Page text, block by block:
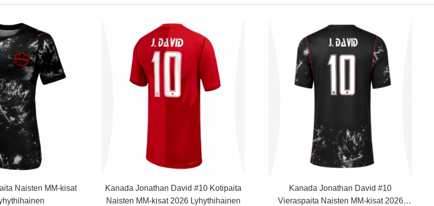
Naisten MM-kisat
Kanada Jonathan David #10 Kotipaita
Naisten MM-kisat 2026 Lyhythihainen
Kanada Jonathan David #10
Vieraspaita Naisten MM-kisat 2026